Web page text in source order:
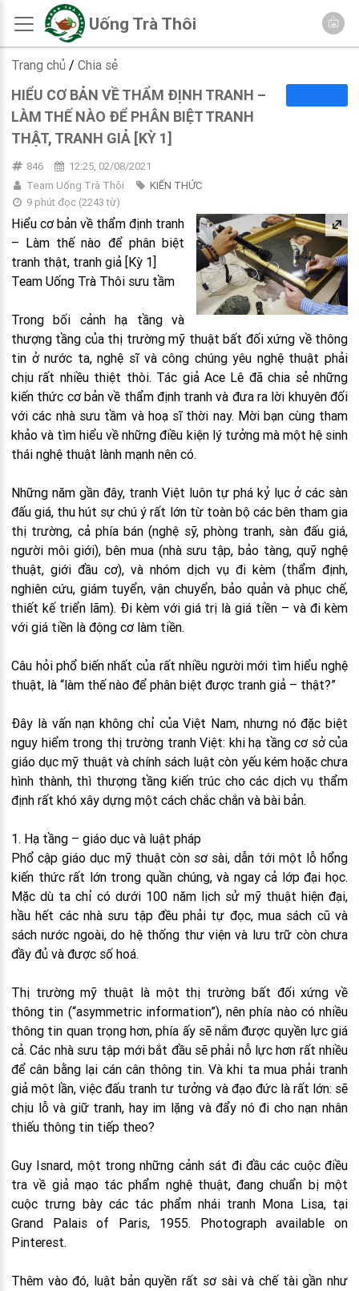
Uống Trà Thôi
Trang chủ / Chia sẻ
HIỂU CƠ BẢN VỀ THẨM ĐỊNH TRANH –
LÀM THẾ NÀO ĐỂ PHÂN BIỆT TRANH
THẬT, TRANH GIẢ [KỲ 1]
846
12:25, 02/08/2021
Team Uống Trà Thôi
KIẾN THỨC
9 phút đọc(2243từ)
Hiểu cơ bản về thẩm định tranh
– Làm thế nào để phân biệt
tranh thật, tranh giả [Kỳ 1]
Team Uống Trà Thôi sưu tầm
Trong bối cảnh hạ tầng và
thượng tầng của thị trường mỹ thuật bất đối xứng về thông
tin ở nước ta, nghệ sĩ và công chúng yêu nghệ thuật phải
chịu rất nhiều thiệt thòi. Tác giả Ace Lê đã chia sẻ những
kiến thức cơ bản về thẩm định tranh và đưa ra lời khuyên đối
với các nhà sưu tầm và hoạ sĩ thời nay. Mời bạn cùng tham
khảo và tìm hiểu về những điều kiện lý tưởng mà một hệ sinh
thái nghệ thuật lành mạnh nên có.
Những năm gần đây, tranh Việt luôn tự phá kỷ lục ở các sàn
đấu giá, thu hút sự chú ý rất lớn từ toàn bộ các bên tham gia
thị trường, cả phía bán (nghệ sỹ, phòng tranh, sàn đấu giá,
người môi giới), bên mua (nhà sưu tập, bảo tàng, quỹ nghệ
thuật, giới đầu cơ), và nhóm dịch vụ đi kèm (thẩm định,
nghiên cứu, giám tuyển, vận chuyển, bảo quản và phục chế,
thiết kế triển lãm). Đi kèm với giá trị là giá tiền – và đi kèm
với giá tiền là động cơ làm tiền.
Câu hỏi phổ biến nhất của rất nhiều người mới tìm hiểu nghệ
thuật, là “làm thế nào để phân biệt được tranh giả – thật?”
Đây là vấn nạn không chỉ của Việt Nam, nhưng nó đặc biệt
nguy hiểm trong thị trường tranh Việt: khi hạ tầng cơ sở của
giáo dục mỹ thuật và chính sách luật còn yếu kém hoặc chưa
hình thành, thì thượng tầng kiến trúc cho các dịch vụ thẩm
định rất khó xây dựng một cách chắc chắn và bài bản.
1. Hạ tầng – giáo dục và luật pháp
Phổ cập giáo dục mỹ thuật còn sơ sài, dẫn tới một lỗ hổng
kiến thức rất lớn trong quần chúng, và ngay cả lớp đại học.
Mặc dù ta chỉ có dưới 100 năm lịch sử mỹ thuật hiện đại,
hầu hết các nhà sưu tập đều phải tự đọc, mua sách cũ và
sách nước ngoài, do hệ thống thư viện và lưu trữ còn chưa
đầy đủ và được số hoá.
Thị trường mỹ thuật là một thị trường bất đối xứng về
thông tin (“asymmetric information”), nên phía nào có nhiều
thông tin quan trọng hơn, phía ấy sẽ nắm được quyền lực giá
cả. Các nhà sưu tập mới bắt đầu sẽ phải nỗ lực hơn rất nhiều
để cân bằng lại cán cân thông tin. Và khi ta mua phải tranh
giả một lần, việc đấu tranh tư tưởng và đạo đức là rất lớn: sẽ
chịu lỗ và giữ tranh, hay im lặng và đẩy nó đi cho nạn nhân
thiếu thông tin tiếp theo?
Guy Isnard, một trong những cảnh sát đi đầu các cuộc điều
tra về giả mạo tác phẩm nghệ thuật, đang chuẩn bị một
cuộc trưng bày các tác phẩm nhái tranh Mona Lisa, tại
Grand Palais of Paris, 1955. Photograph available on
Pinterest.
Thêm vào đó, luật bản quyền rất sơ sài và chế tài gần như